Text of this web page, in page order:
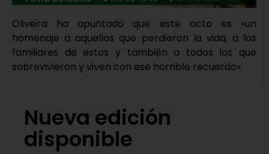
Oliveira ha apuntado que este acto es «un
homenaje a aquellos que perdieron la vida, a los
familiares de estos y también a todos los que
sobrevivieron y viven con ese horrible recuerdo».
Nueva edición
disponible